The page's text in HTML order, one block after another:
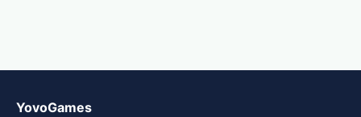
YovoGames